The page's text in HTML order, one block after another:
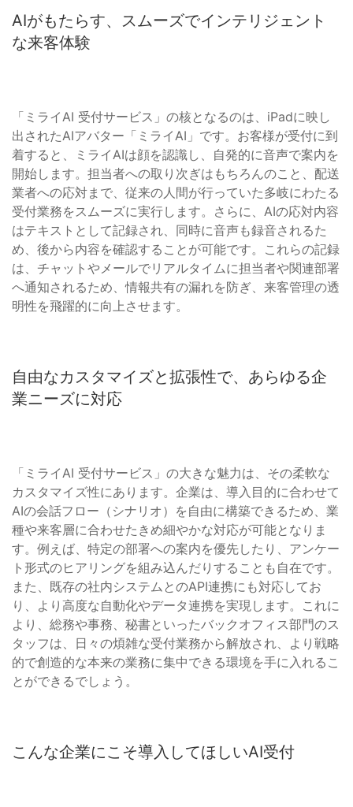
AIがもたらす、スムーズでインテリジェント
な来客体験
「ミライAI 受付サービス」の核となるのは、iPadに映し
出されたAIアバター「ミライAI」です。お客様が受付に到
着すると、ミライAIは顔を認識し、自発的に音声で案内を
開始します。担当者への取り次ぎはもちろんのこと、配送
業者への応対まで、従来の人間が行っていた多岐にわたる
受付業務をスムーズに実行します。さらに、AIの応対内容
はテキストとして記録され、同時に音声も録音されるた
め、後から内容を確認することが可能です。これらの記録
は、チャットやメールでリアルタイムに担当者や関連部署
へ通知されるため、情報共有の漏れを防ぎ、来客管理の透
明性を飛躍的に向上させます。
自由なカスタマイズと拡張性で、あらゆる企
業ニーズに対応
「ミライAI 受付サービス」の大きな魅力は、その柔軟な
カスタマイズ性にあります。企業は、導入目的に合わせて
AIの会話フロー（シナリオ）を自由に構築できるため、業
種や来客層に合わせたきめ細やかな対応が可能となりま
す。例えば、特定の部署への案内を優先したり、アンケー
ト形式のヒアリングを組み込んだりすることも自在です。
また、既存の社内システムとのAPI連携にも対応してお
り、より高度な自動化やデータ連携を実現します。これに
より、総務や事務、秘書といったバックオフィス部門のス
タッフは、日々の煩雑な受付業務から解放され、より戦略
的で創造的な本来の業務に集中できる環境を手に入れるこ
とができるでしょう。
こんな企業にこそ導入してほしいAI受付